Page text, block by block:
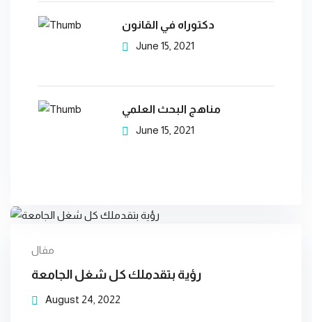
خدمة إعداد خطة
10 خطوات
الماجستير
مقال
رؤية بتقدملك كل شغل الجامعة
August 24, 2022
دكتوراه في القانون
June 15, 2021
مناهج البحث العلمي
June 15, 2021